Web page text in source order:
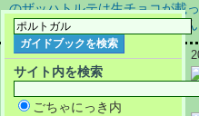
のザッハトルテは生チョコが載
チャンプル的炒め物
| めいどさん
サイト内を検索
ごちゃにっき内